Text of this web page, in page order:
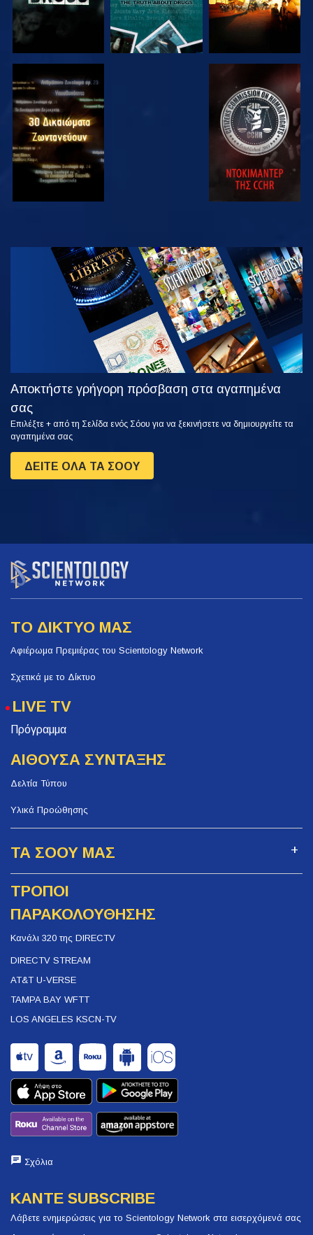
ΠΑΡΑΚΟΛΟΥΘΗΣΤΕ ΠΑΡΑΚΟΛΟΥΘΗΣΤΕ
ΠΑΡΑΚΟΛΟΥΘΗΣΤΕ
ΕΞΕΡΕΥΝΗΣΤΕ
ΤΗ ΣΕΙΡΑ
Αποκτήστε γρήγορη πρόσβαση στα αγαπημένα
σας
Επιλέξτε + από τη Σελίδα ενός Σόου για να ξεκινήσετε να δημιουργείτε τα
αγαπημένα σας
ΔΕΙΤΕ ΟΛΑ ΤΑ ΣΟΟΥ
ΤΟ ΔΙΚΤΥΟ ΜΑΣ
Αφιέρωμα Πρεμιέρας του Scientology Network
Σχετικά με το Δίκτυο
LIVE TV
Πρόγραμμα
ΑΙΘΟΥΣΑ ΣΥΝΤΑΞΗΣ
Δελτία Τύπου
Υλικά Προώθησης
ΤΑ ΣΟΟΥ ΜΑΣ
ΤΡΟΠΟΙ
ΠΑΡΑΚΟΛΟΥΘΗΣΗΣ
Κανάλι 320 της DIRECTV
DIRECTV STREAM
AT&T U-VERSE
TAMPA BAY WFTT
LOS ANGELES KSCN-TV
Σχόλια
ΚΑΝΤΕ SUBSCRIBE
Λάβετε ενημερώσεις για το Scientology Network στα εισερχόμενά σας